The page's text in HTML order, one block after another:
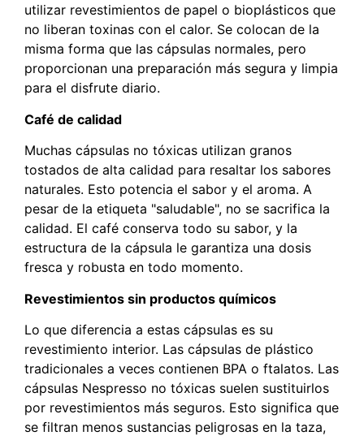
utilizar revestimientos de papel o bioplásticos que
no liberan toxinas con el calor. Se colocan de la
misma forma que las cápsulas normales, pero
proporcionan una preparación más segura y limpia
para el disfrute diario.
Café de calidad
Muchas cápsulas no tóxicas utilizan granos
tostados de alta calidad para resaltar los sabores
naturales. Esto potencia el sabor y el aroma. A
pesar de la etiqueta "saludable", no se sacrifica la
calidad. El café conserva todo su sabor, y la
estructura de la cápsula le garantiza una dosis
fresca y robusta en todo momento.
Revestimientos sin productos químicos
Lo que diferencia a estas cápsulas es su
revestimiento interior. Las cápsulas de plástico
tradicionales a veces contienen BPA o ftalatos. Las
cápsulas Nespresso no tóxicas suelen sustituirlos
por revestimientos más seguros. Esto significa que
se filtran menos sustancias peligrosas en la taza,